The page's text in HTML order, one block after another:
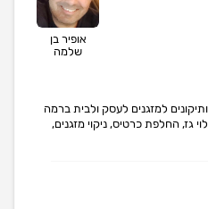
אופיר בן
שלמה
למזגנים לעסק ולבית ברמה
גז, החלפת כרטיס, ניקוי מזגנים,